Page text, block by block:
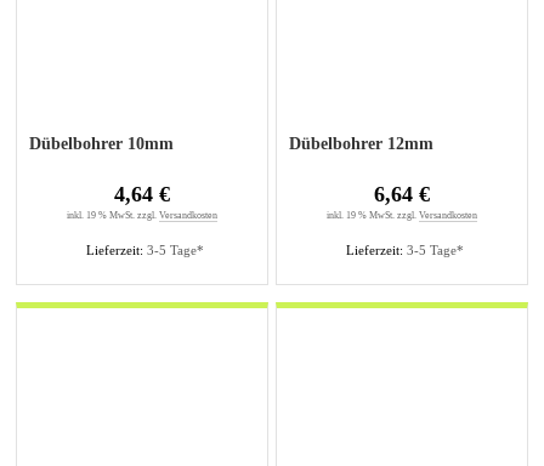
Dübelbohrer 10mm
Lieferzeit: 3-5 Tage*
4,64 €
inkl. 19 % MwSt. zzgl. Versandkosten
Dübelbohrer 12mm
Lieferzeit: 3-5 Tage*
6,64 €
inkl. 19 % MwSt. zzgl. Versandkosten